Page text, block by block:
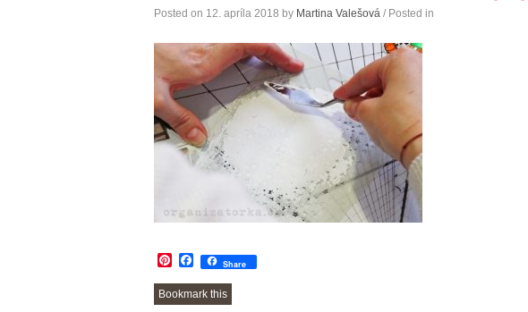
Posted on 12. apríla 2018 by Martina Valešová / Posted in
Pinterest
Facebook
Share
Bookmark this